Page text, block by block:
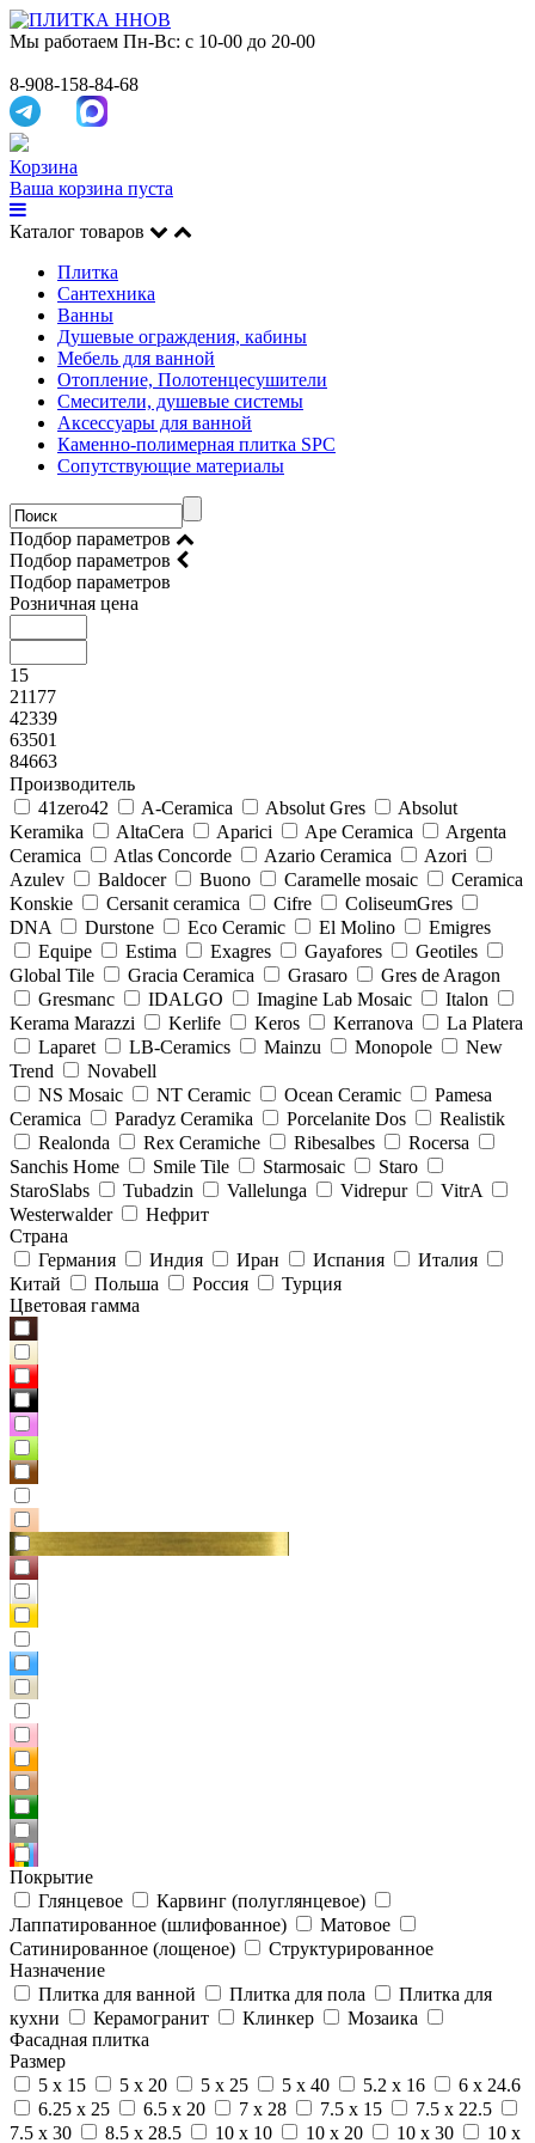
Мы работаем Пн-Вс: с 10-00 до 20-00
8-908-158-84-68
Корзина
Ваша корзина пуста
Каталог товаров
Плитка
Сантехника
Ванны
Душевые ограждения, кабины
Мебель для ванной
Отопление, Полотенцесушители
Смесители, душевые системы
Аксессуары для ванной
Каменно-полимерная плитка SPC
Сопутствующие материалы
Подбор параметров
Подбор параметров
Подбор параметров
Розничная цена
15
21177
42339
63501
84663
Производитель
41zero42
A-Ceramica Absolut Gres
Absolut
Keramika
AltaCera Aparici Ape Ceramica
Argenta
Ceramica
Atlas Concorde Azario Ceramica
Azori
Azulev
Baldocer Buono Caramelle mosaic
Ceramica
Konskie
Cersanit ceramica Cifre
ColiseumGres
DNA
Durstone Eco Ceramic El Molino
Emigres
Equipe
Estima Exagres Gayafores
Geotiles
Global Tile
Gracia Ceramica Grasaro
Gres de Aragon
Gresmanc
IDALGO Imagine Lab Mosaic
Italon
Kerama Marazzi
Kerlife Keros Kerranova
La Platera
Laparet
LB-Ceramics Mainzu Monopole
New
Trend
Novabell
NS Mosaic
NT Ceramic Ocean Ceramic
Pamesa
Ceramica
Paradyz Сeramika Porcelanite Dos
Realistik
Realonda
Rex Ceramiche Ribesalbes
Rocersa
Sanchis Home
Smile Tile Starmosaic
Staro
StaroSlabs
Tubadzin Vallelunga Vidrepur
VitrA
Westerwalder
Нефрит
Страна
Германия
Индия Иран Испания
Италия
Китай
Польша Россия
Турция
Цветовая гамма
Покрытие
Глянцевое
Карвинг (полуглянцевое)
Лаппатированное (шлифованное)
Матовое
Сатинированное (лощеное)
Структурированное
Назначение
Плитка для ванной
Плитка для пола
Плитка для
кухни
Керамогранит Клинкер
Мозаика
Фасадная плитка
Размер
5 x 15
5 x 20 5 x 25 5 x 40 5.2 x 16
6 x 24.6
6.25 x 25
6.5 x 20 7 x 28 7.5 x 15
7.5 x 22.5
7.5 x 30
8.5 x 28.5 10 x 10 10 x 20 10 x 30 10 x